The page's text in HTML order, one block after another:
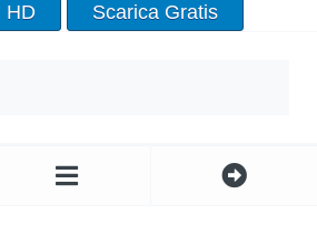
HD Scarica Gratis